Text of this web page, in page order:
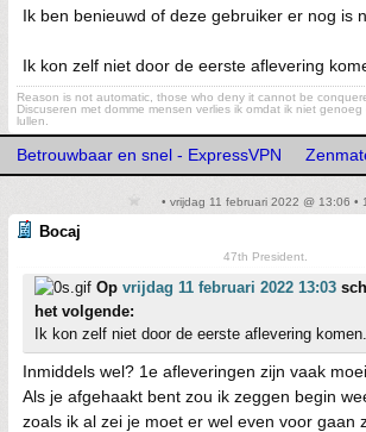
Ik ben benieuwd of deze gebruiker er nog is
Ik kon zelf niet door de eerste aflevering
Reason is not automatic, those who deny it cannot be
Discuseren met domme mensen verlies ik omdat ik niet
lullen.
Betrouwbaar en snel - ExpressVPN
• vrijdag 11 februari 2022 @ 13:06 •
Bocaj
47th President.
Op vrijdag 11 februari 2022 13:03
het volgende:
Ik kon zelf niet door de eerste aflevering
Inmiddels wel? 1e afleveringen zijn vaak
Als je afgehaakt bent zou ik zeggen begin
zoals ik al zei je moet er wel even voor gaan